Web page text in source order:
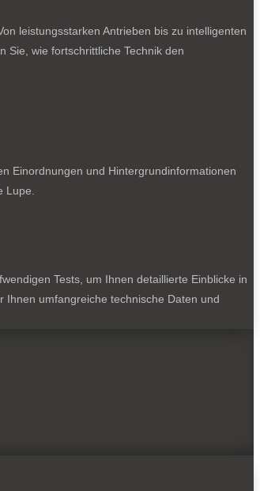
leistungsstarken Antrieben bis zu intelligenten
Sie, wie fortschrittliche Technik den
Einordnungen und Hintergrundinformationen
Lupe.
Tests, um Ihnen detaillierte Einblicke in
Ihnen umfangreiche technische Daten und